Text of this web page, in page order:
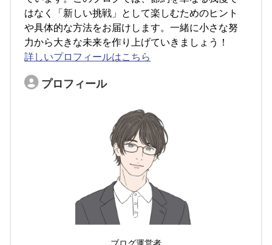
はなく「新しい挑戦」として楽しむためのヒント
や具体的な方法をお届けします。一緒に小さな努
力から大きな未来を作り上げていきましょう！
詳しいプロフィールはこちら
プロフィール